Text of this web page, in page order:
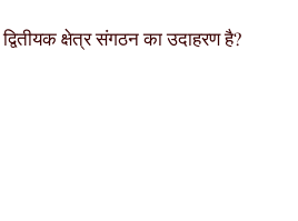
क्षेत्र संगठन का उदाहरण है?